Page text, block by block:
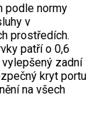
podle normy
v
prostředích.
patří o 0,6
zadní
kryt portu
na všech